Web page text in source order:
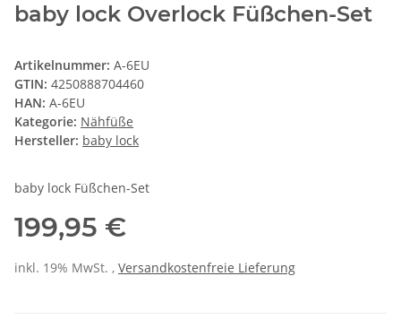
baby lock Overlock Füßchen-Set
Artikelnummer: A-6EU
GTIN: 4250888704460
HAN: A-6EU
Kategorie: Nähfüße
Hersteller: baby lock
baby lock Füßchen-Set
199,95 €
inkl. 19% MwSt. , Versandkostenfreie Lieferung